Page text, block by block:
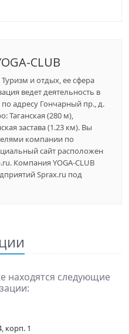
CLUB
и отдых, ее сфера
ведет деятельность в
адресу Гончарный пр., д.
Таганская (280 м),
застава (1.23 км). Вы
компании по
сайт расположен
Компания YOGA-CLUB
Sprax.ru под
находятся следующие
корп. 1